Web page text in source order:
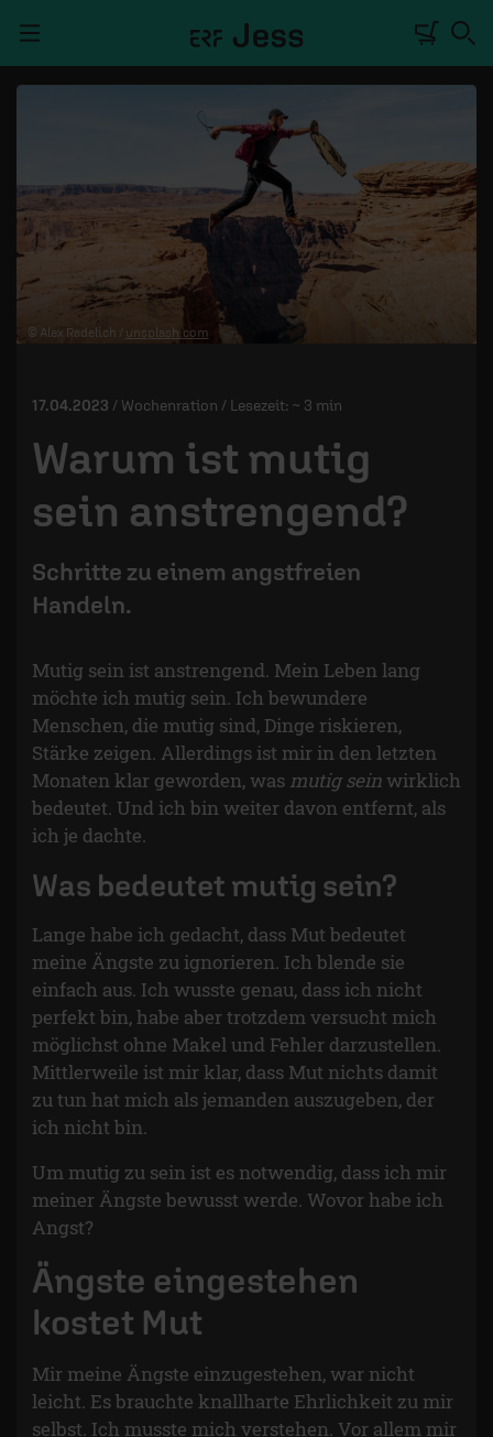
REPORTAGE
RADIO
DEINE APP
MITMACHEN
ÜBER UNS
© Alex Radelich / unsplash.com
17.04.2023 / Wochenration / Lesezeit: ~ 3 min
Warum ist mutig
sein anstrengend?
Schritte zu einem angstfreien
Handeln.
Mutig sein ist anstrengend. Mein Leben lang
möchte ich mutig sein. Ich bewundere
Menschen, die mutig sind, Dinge riskieren,
Stärke zeigen. Allerdings ist mir in den letzten
Monaten klar geworden, was mutig seinwirklich
bedeutet. Und ich bin weiter davon entfernt, als
ich je dachte.
Was bedeutet mutig sein?
Lange habe ich gedacht, dass Mut bedeutet
meine Ängste zu ignorieren. Ich blende sie
einfach aus. Ich wusste genau, dass ich nicht
perfekt bin, habe aber trotzdem versucht mich
möglichst ohne Makel und Fehler darzustellen.
Mittlerweile ist mir klar, dass Mut nichts damit
zu tun hat mich als jemanden auszugeben, der
ich nicht bin.
Um mutig zu sein ist es notwendig, dass ich mir
meiner Ängste bewusst werde. Wovor habe ich
Angst?
Ängste eingestehen
kostet Mut
Mir meine Ängste einzugestehen, war nicht
leicht. Es brauchte knallharte Ehrlichkeit zu mir
selbst. Ich musste mich verstehen. Vor allem mir